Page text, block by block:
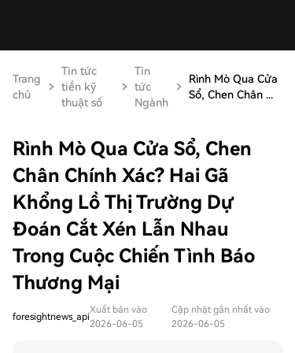
Trang
chủ
Tin tức
tiền kỹ
thuật số
Tin
tức
Ngành
Rình Mò Qua Cửa
Sổ, Chen Chân ...
Rình Mò Qua Cửa Sổ, Chen
Chân Chính Xác? Hai Gã
Khổng Lồ Thị Trường Dự
Đoán Cắt Xén Lẫn Nhau
Trong Cuộc Chiến Tình Báo
Thương Mại
foresightnews_api
Xuất bản vào
2026-06-05
Cập nhật gần nhất vào
2026-06-05